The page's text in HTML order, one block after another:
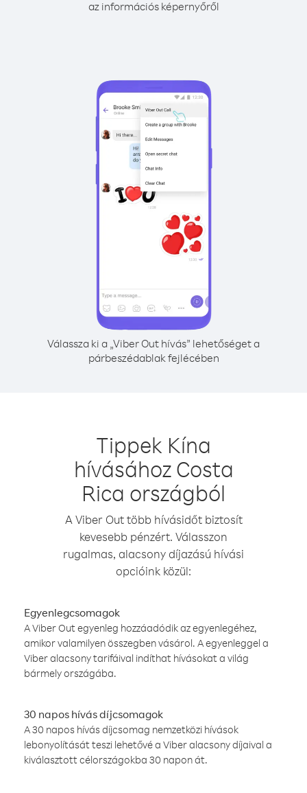
az információs képernyőről
Válassza ki a „Viber Out hívás” lehetőséget a
párbeszédablak fejlécében
Tippek Kína
hívásához Costa
Rica országból
A Viber Out több hívásidőt biztosít
kevesebb pénzért. Válasszon
rugalmas, alacsony díjazású hívási
opcióink közül:
Egyenlegcsomagok
A Viber Out egyenleg hozzáadódik az egyenlegéhez,
amikor valamilyen összegben vásárol. A egyenleggel a
Viber alacsony tarifáival indíthat hívásokat a világ
bármely országába.
30 napos hívás díjcsomagok
A 30 napos hívás díjcsomag nemzetközi hívások
lebonyolítását teszi lehetővé a Viber alacsony díjaival a
kiválasztott célországokba 30 napon át.